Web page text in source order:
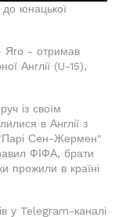
юнацької
Яго - отримав
Англії (U-15),
із своїм
в Англії з
"Парі Сен-Жермен"
ФІФА, брати
прожили в країні
у Telegram-каналі